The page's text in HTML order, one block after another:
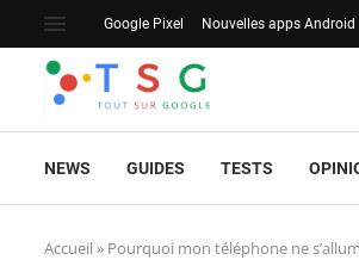
Google Pixel Nouvelles apps Android
NEWS GUIDES TESTS
Accueil » Pourquoi mon téléphone ne